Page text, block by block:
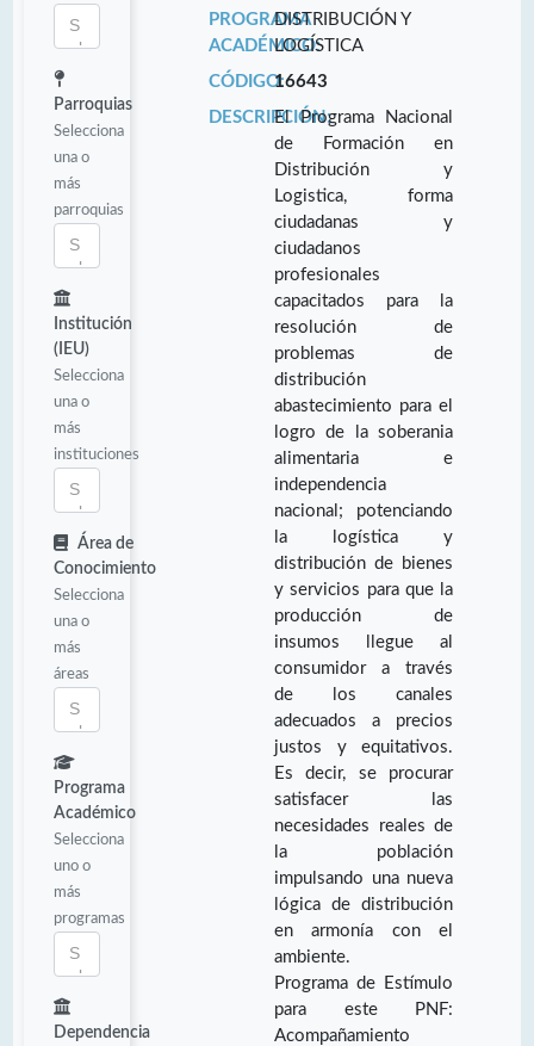
Parroquias
Selecciona
una o
más
parroquias
Institución
(IEU)
Selecciona
una o
más
instituciones
Área de
Conocimiento
Selecciona
una o
más
áreas
Programa
Académico
Selecciona
uno o
más
programas
Dependencia
PROGRAMA
ACADÉMICO:
DISTRIBUCIÓN Y
LOGÍSTICA
CÓDIGO:16643
DESCRIPCIÓN:El Programa Nacional
de Formación en
Distribución y
Logistica, forma
ciudadanas y
ciudadanos
profesionales
capacitados para la
resolución de
problemas de
distribución
abastecimiento para el
logro de la soberania
alimentaria e
independencia
nacional; potenciando
la logística y
distribución de bienes
y servicios para que la
producción de
insumos llegue al
consumidor a través
de los canales
adecuados a precios
justos y equitativos.
Es decir, se procurar
satisfacer las
necesidades reales de
la población
impulsando una nueva
lógica de distribución
en armonía con el
ambiente.
Programa de Estímulo
para este PNF:
Acompañamiento